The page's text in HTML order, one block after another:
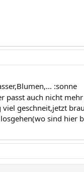
:sonne
passt auch nicht
geschneit,jetzt
sind hier